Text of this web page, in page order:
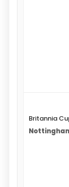
Britannia
Nottingham